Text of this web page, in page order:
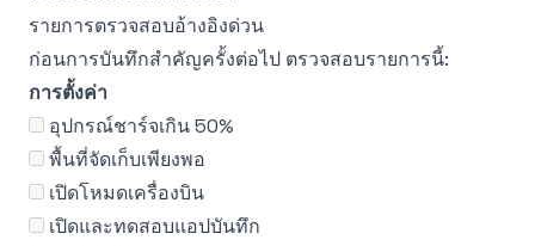
รายการตรวจสอบอ้างอิงด่วน
ก่อนการบันทึกสำคัญครั้งต่อไป ตรวจสอบรายการนี้:
การตั้งค่า
อุปกรณ์ชาร์จเกิน 50%
พื้นที่จัดเก็บเพียงพอ
เปิดโหมดเครื่องบิน
เปิดและทดสอบแอปบันทึก